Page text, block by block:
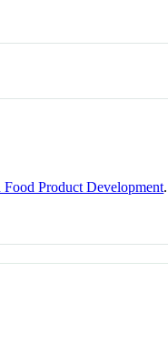
Product Development.